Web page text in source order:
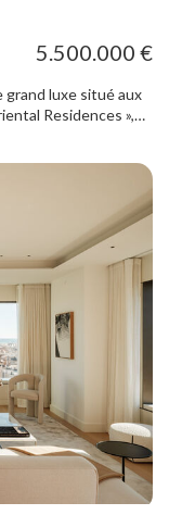
5.500.000 €
luxe situé aux
Residences »,
très vaste salon à
indépendante,
avec salle de
Le design,
qualité
Passeig de Gràcia.
au sixième étage,
comprenant salon
de sport avec vues,
avec jardin
ascenseurs.
mesures de
aux résidents un
jardinage et